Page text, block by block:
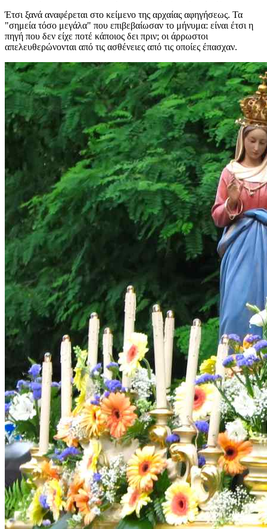
Έτσι ξανά αναφέρεται στο κείμενο της αρχαίας αφηγήσεως. Τα
"σημεία τόσο μεγάλα" που επιβεβαίωσαν το μήνυμα: είναι έτσι η
πηγή που δεν είχε ποτέ κάποιος δει πριν; οι άρρωστοι
απελευθερώνονται από τις ασθένειες από τις οποίες έπασχαν.